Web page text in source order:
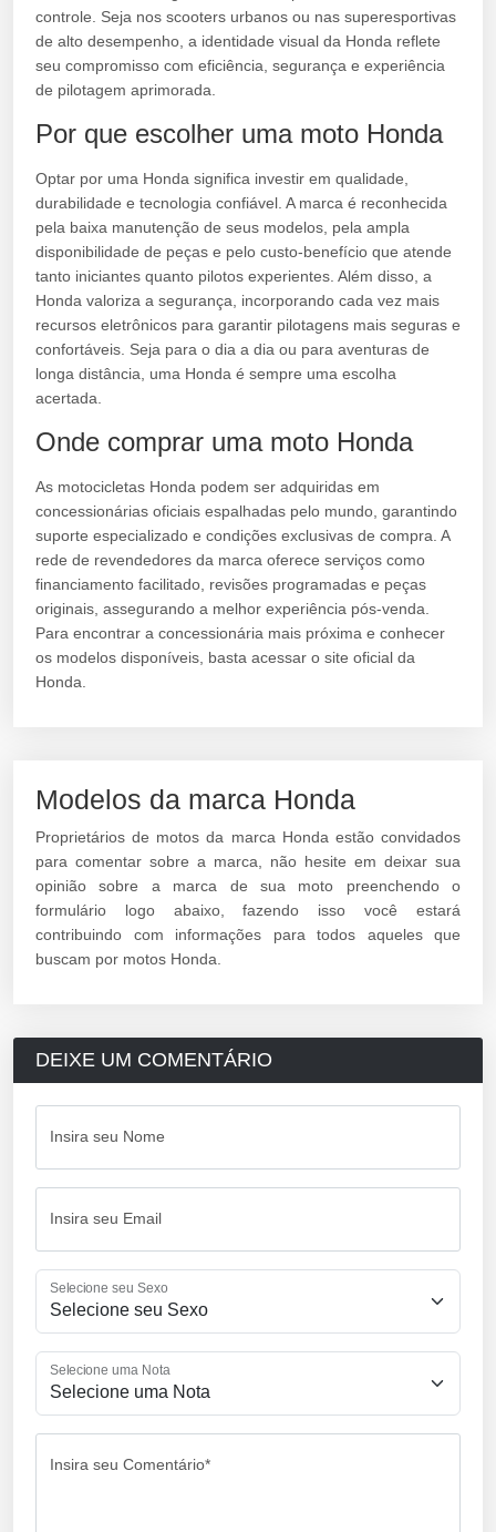
controle. Seja nos scooters urbanos ou nas superesportivas
de alto desempenho, a identidade visual da Honda reflete
seu compromisso com eficiência, segurança e experiência
de pilotagem aprimorada.
Por que escolher uma moto Honda
Optar por uma Honda significa investir em qualidade,
durabilidade e tecnologia confiável. A marca é reconhecida
pela baixa manutenção de seus modelos, pela ampla
disponibilidade de peças e pelo custo-benefício que atende
tanto iniciantes quanto pilotos experientes. Além disso, a
Honda valoriza a segurança, incorporando cada vez mais
recursos eletrônicos para garantir pilotagens mais seguras e
confortáveis. Seja para o dia a dia ou para aventuras de
longa distância, uma Honda é sempre uma escolha
acertada.
Onde comprar uma moto Honda
As motocicletas Honda podem ser adquiridas em
concessionárias oficiais espalhadas pelo mundo, garantindo
suporte especializado e condições exclusivas de compra. A
rede de revendedores da marca oferece serviços como
financiamento facilitado, revisões programadas e peças
originais, assegurando a melhor experiência pós-venda.
Para encontrar a concessionária mais próxima e conhecer
os modelos disponíveis, basta acessar o site oficial da
Honda.
Modelos da marca Honda
Proprietários de motos da marca Honda estão convidados
para comentar sobre a marca, não hesite em deixar sua
opinião sobre a marca de sua moto preenchendo o
formulário logo abaixo, fazendo isso você estará
contribuindo com informações para todos aqueles que
buscam por motos Honda.
DEIXE UM COMENTÁRIO
Insira seu Nome
Insira seu Email
Selecione seu Sexo
Selecione uma Nota
Insira seu Comentário*